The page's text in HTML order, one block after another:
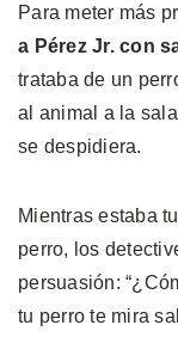
Para meter más
a Pérez Jr. con
trataba de un
al animal a la
se despidiera.
Mientras estaba
perro, los
persuasión:
tu perro te mira